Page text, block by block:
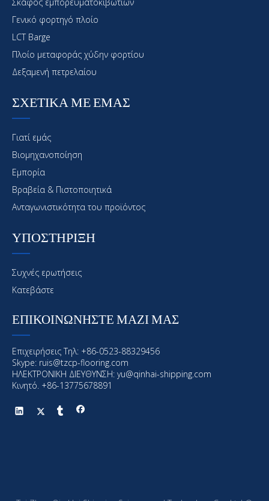
Γενικό φορτηγό πλοίο
LCT Barge
Πλοίο μεταφοράς χύδην φορτίου
Δεξαμενή πετρελαίου
ΣΧΕΤΙΚΑ ΜΕ ΕΜΑΣ
Γιατί εμάς
Βιομηχανοποίηση
Εμπορία
Βραβεία & Πιστοποιητικά
Ανταγωνιστικότητα του προϊόντος
ΥΠΟΣΤΗΡΙΞΗ
Συχνές ερωτήσεις
Κατεβάστε
ΕΠΙΚΟΙΝΩΝΗΣΤΕ ΜΑΖΙ ΜΑΣ
Επιχειρήσεις Τηλ: +86-0523-88329456
Skype: ruis@tzcp-flooring.com
ΗΛΕΚΤΡΟΝΙΚΗ ΔΙΕΥΘΥΝΣΗ: yu@qinhai-shipping.com
Κινητό. +86-13775678891